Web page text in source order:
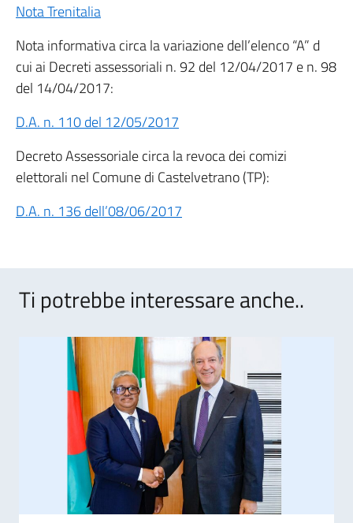
Nota Trenitalia
Nota informativa circa la variazione dell’elenco “A” d
cui ai Decreti assessoriali n. 92 del 12/04/2017 e n. 98
del 14/04/2017:
D.A. n. 110 del 12/05/2017
Decreto Assessoriale circa la revoca dei comizi
elettorali nel Comune di Castelvetrano (TP):
D.A. n. 136 dell’08/06/2017
Ti potrebbe interessare anche..